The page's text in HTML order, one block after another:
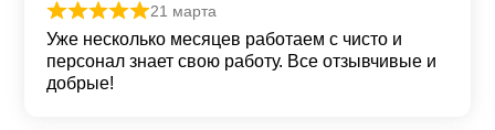
Оценка из 5
21 марта
Уже несколько месяцев работаем с чисто и
персонал знает свою работу. Все отзывчивые и
добрые!